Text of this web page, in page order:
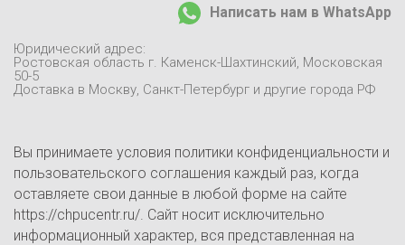
Доставка и оплата
Контакты
Написать нам в WhatsApp
Юридический адрес:
Ростовская область г. Каменск-Шахтинский, Московская
50-5
Доставка в Москву, Санкт-Петербург и другие города РФ
Вы принимаете условия политики конфиденциальности и
пользовательского соглашения каждый раз, когда
оставляете свои данные в любой форме на сайте
https://chpucentr.ru/. Сайт носит исключительно
информационный характер, вся представленная на